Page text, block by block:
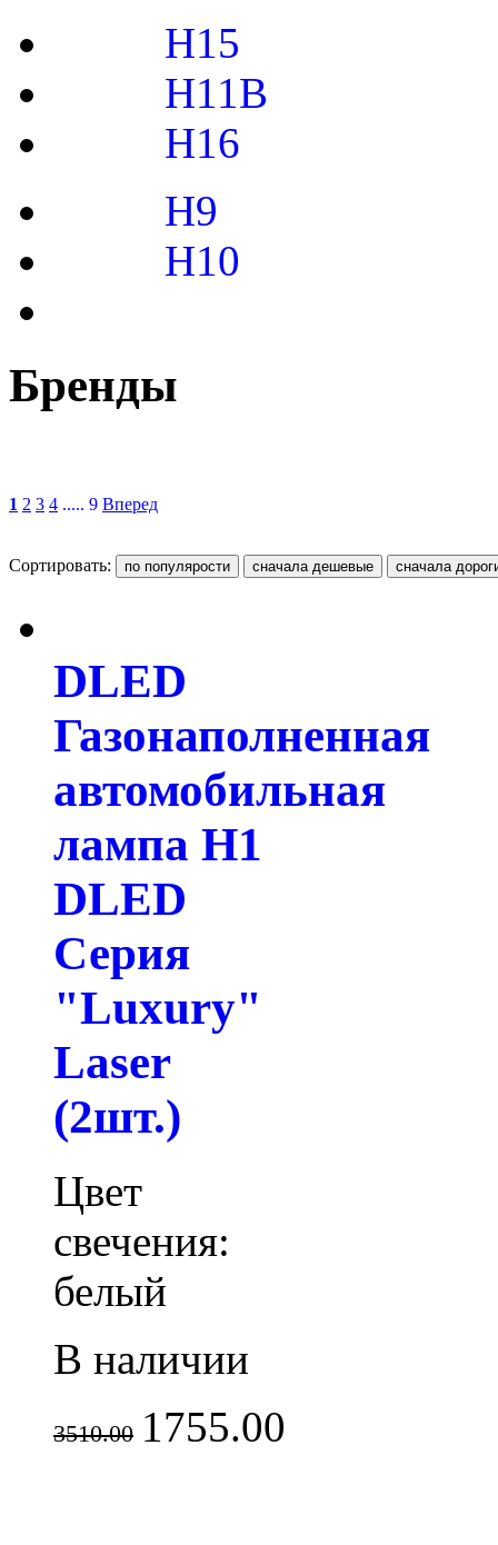
H15
H11B
H16
H9
H10
Бренды
1 2 3 4 ..... 9 Вперед
Сортировать:
DLED
Газонаполненная
автомобильная
лампа H1
DLED
Серия
"Luxury"
Laser
(2шт.)
Цвет
свечения:
белый
В наличии
3510.00 1755.00